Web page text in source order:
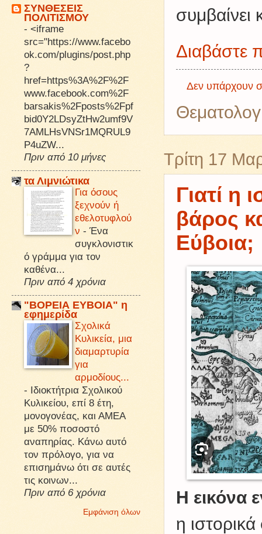
συμβαίνει
Διαβάστε
Δεν υπάρχουν
Τρίτη 17
Γιατί η
βάρος
Εύβοια;
Η εικόνα
η
ΣΥΝΘΕΣΕΙΣ
ΠΟΛΙΤΙΣΜΟΥ
- <iframe
src="https://www.facebo
ok.com/plugins/post.php
?
href=https%3A%2F%2F
www.facebook.com%2F
barsakis%2Fposts%2Fpf
bid0Y2LDsyZtHw2umf9V
7AMLHsVNSr1MQRUL9
P4uZW...
Πριν από 10 μήνες
τα Λιμνιώτικα
Για όσους
ξεχνούν ή
εθελοτυφλού
ν - Ένα
συγκλονιστικ
ό γράμμα για τον
καθένα...
Πριν από 4 χρόνια
"ΒΟΡΕΙΑ ΕΥΒΟΙΑ" η
εφημερίδα
Σχολικά
Κυλικεία, μια
διαμαρτυρία
για
αρμοδίους...
- Ιδιοκτήτρια Σχολικού
Κυλικείου, επί 8 έτη,
μονογονέας, και ΑΜΕΑ
με 50% ποσοστό
αναπηρίας. Κάνω αυτό
τον πρόλογο, για να
επισημάνω ότι σε αυτές
τις κοινων...
Πριν από 6 χρόνια
Εμφάνιση όλων